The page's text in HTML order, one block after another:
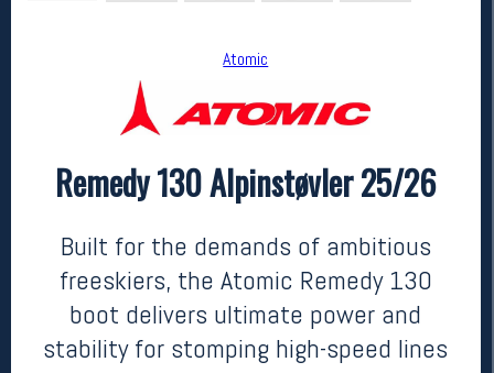
Atomic
Remedy 130 Alpinstøvler 25/26
Built for the demands of ambitious
freeskiers, the Atomic Remedy 130
boot delivers ultimate power and
stability for stomping high-speed lines
Atomic
Remedy 130 Alpinstøvler 25/26
8499,- MEDLEM:5999,-